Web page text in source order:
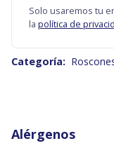
Solo usaremos tu
la política de
Categoría:
Alérgenos